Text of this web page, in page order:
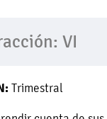
VI
Trimestral